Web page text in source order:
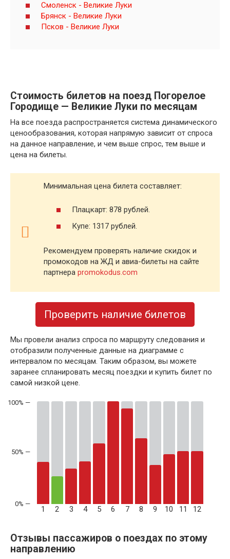
Смоленск - Великие Луки
Брянск - Великие Луки
Псков - Великие Луки
Стоимость билетов на поезд Погорелое
Городище — Великие Луки по месяцам
На все поезда распространяется система динамического
ценообразования, которая напрямую зависит от спроса
на данное направление, и чем выше спрос, тем выше и
цена на билеты.
Минимальная цена билета составляет:
Плацкарт: 878 рублей.
Купе: 1317 рублей.
Рекомендуем проверять наличие скидок и
промокодов на ЖД и авиа-билеты на сайте
партнера promokodus.com
Проверить наличие билетов
Мы провели анализ спроса по маршруту следования и
отобразили полученные данные на диаграмме с
интервалом по месяцам. Таким образом, вы можете
заранее спланировать месяц поездки и купить билет по
самой низкой цене.
50% —
1 2 3 4 5 6 7 8 9 10 11 12
Отзывы пассажиров о поездах по этому
направлению